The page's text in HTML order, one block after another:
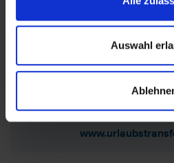
Auswahl
Sie haben nur das
Hotel finden Sie